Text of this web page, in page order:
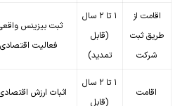
اقامت از
طریق ثبت
شرکت
۱ تا ۲ سال
(قابل
تمدید)
ثبت بیزینس
فعالیت
اقامت
۱ تا ۲ سال
(قابل
اثبات ارزش